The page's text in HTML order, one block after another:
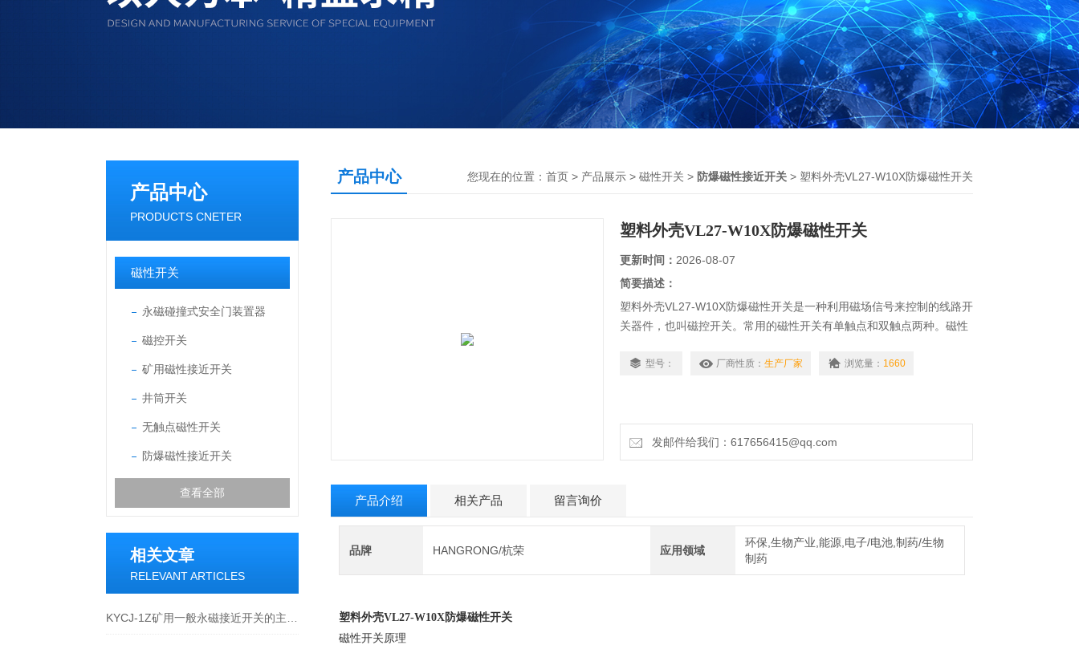
产品中心
PRODUCTS CNETER
磁性开关
永磁碰撞式安全门装置器
磁控开关
矿用磁性接近开关
井筒开关
无触点磁性开关
防爆磁性接近开关
查看全部
相关文章
RELEVANT ARTICLES
产品中心 您现在的位置： 首页 > 产品展示 > 磁性开关 > 防爆磁性接近开关 > 塑料外壳VL27-W10X防爆磁性开关
塑料外壳VL27-W10X防爆磁性开关
更新时间： 2026-08-07
简要描述：
塑料外壳VL27-W10X防爆磁性开关是一种利用磁场信号来控制的线路开
关器件，也叫磁控开关。常用的磁性开关有单触点和双触点两种。磁性
种，市场上面常用的磁铁有橡胶磁、永磁铁氧体、烧结钕铁硼等
型号： 厂商性质： 生产厂家 浏览量： 1660
发邮件给我们：617656415@qq.com
产品介绍 相关产品 留言询价
品牌 HANGRONG/杭荣 应用领域
环保,生物产业,能源,电子/电池,制药/生物
制药
塑料外壳VL27-W10X防爆磁性开关
磁性开关原理